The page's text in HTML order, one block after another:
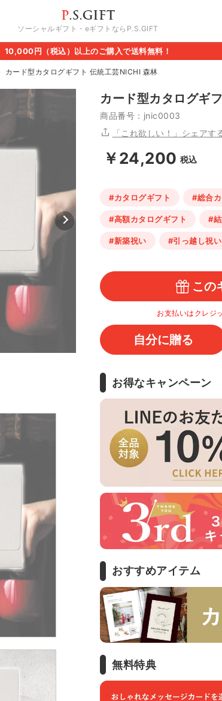
ソーシャルギフト・eギフトならP.S.GIFT
10,000円（税込）以上のご購入で送料無料！
カード型カタログギフト 伝統工芸NICHI 森林
カード型カタログギ
商品番号：jnic0003
「これ欲しい！」シェアす
￥24,200 税込
#カタログギフト #総合
#高額カタログギフト #
#新築祝い #引っ越し祝い
この
お支払いはクレジ
自分に贈る
お得なキャンペーン
おすすめアイテム
無料特典